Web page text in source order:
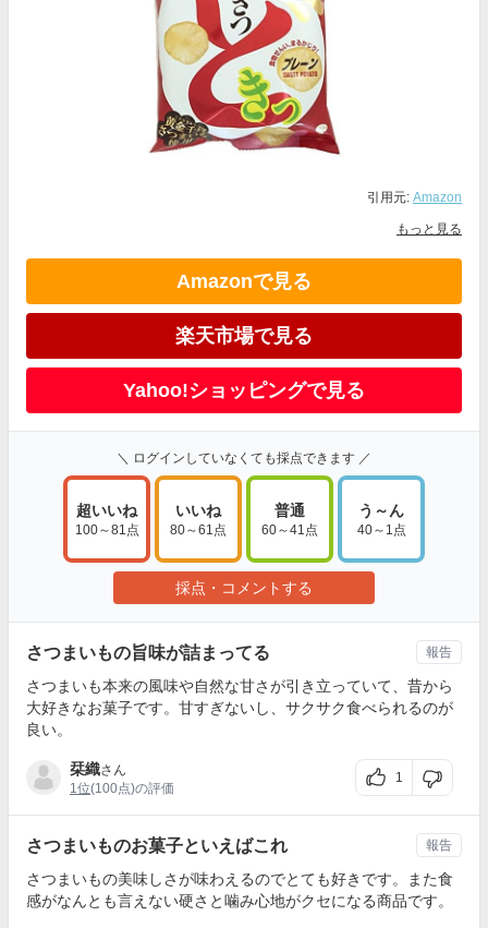
引用元: Amazon
もっと見る
Amazonで見る
楽天市場で見る
Yahoo!ショッピングで見る
＼ ログインしていなくても採点できます ／
超いいね
100～81点
いいね
80～61点
普通
60～41点
う～ん
40～1点
採点・コメントする
さつまいもの旨味が詰まってる
さつまいも本来の風味や自然な甘さが引き立っていて、昔から
大好きなお菓子です。甘すぎないし、サクサク食べられるのが
良い。
栞織さん
1位(100点)の評価
1
報告
さつまいものお菓子といえばこれ
さつまいもの美味しさが味わえるのでとても好きです。また食
感がなんとも言えない硬さと噛み心地がクセになる商品です。
報告